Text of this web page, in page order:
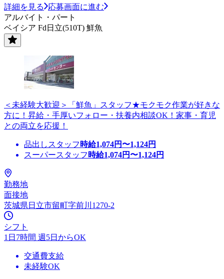
詳細を見る
応募画面に進む
アルバイト・パート
ベイシア Fd日立(510T) 鮮魚
＜未経験大歓迎＞「鮮魚」スタッフ★モクモク作業が好きな
方に！昇給・手厚いフォロー・扶養内相談OK！家事・育児
との両立を応援！
品出しスタッフ 時給1,074円〜1,124円
スーパースタッフ 時給1,074円〜1,124円
勤務地
面接地
茨城県日立市留町字前川1270-2
シフト
1日7時間 週5日からOK
交通費支給
未経験OK